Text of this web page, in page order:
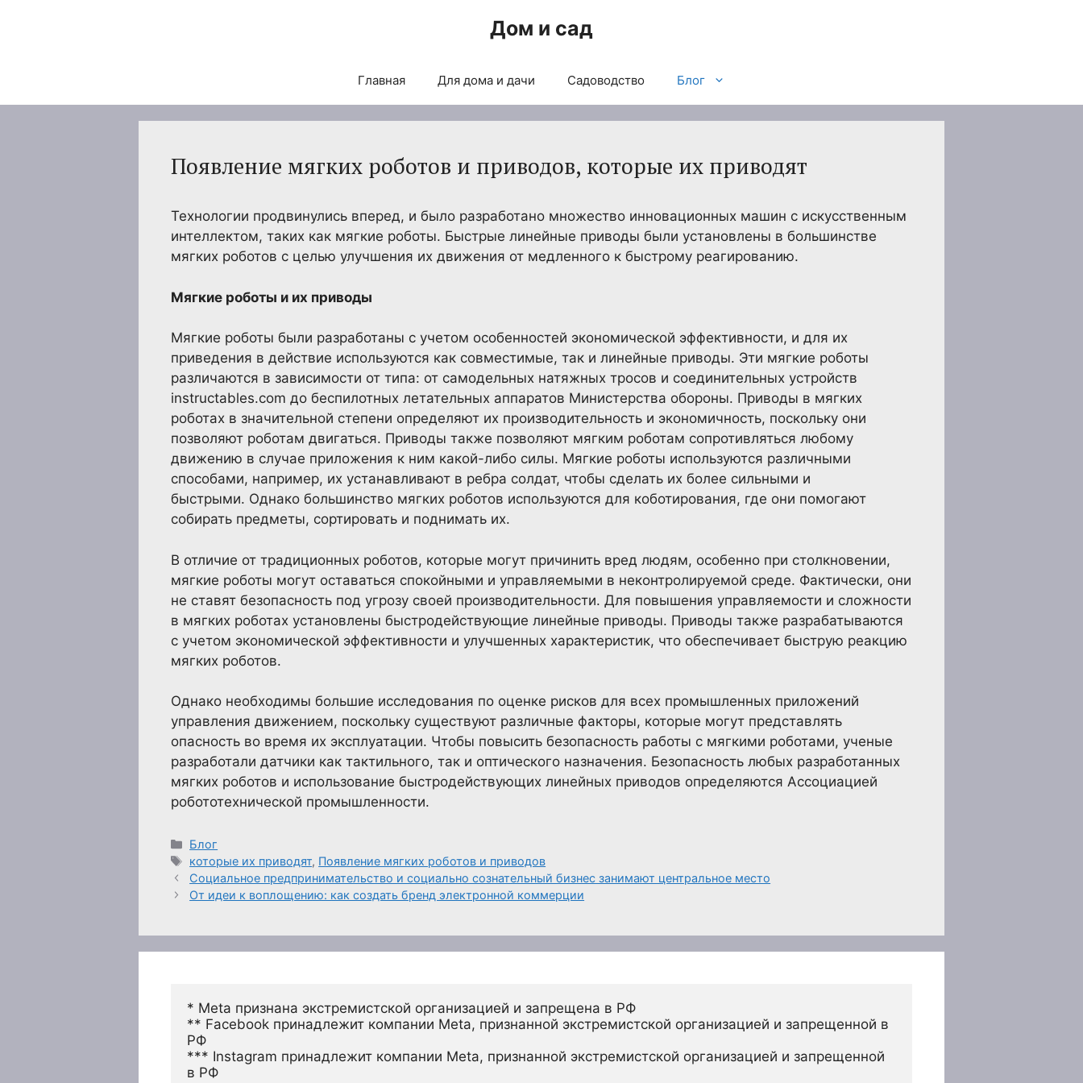
Дом и сад
Главная Для дома и дачи Садоводство Блог
Появление мягких роботов и приводов, которые их приводят
Технологии продвинулись вперед, и было разработано множество инновационных машин с искусственным
интеллектом, таких как мягкие роботы. Быстрые линейные приводы были установлены в большинстве
мягких роботов с целью улучшения их движения от медленного к быстрому реагированию.
Мягкие роботы и их приводы
Мягкие роботы были разработаны с учетом особенностей экономической эффективности, и для их
приведения в действие используются как совместимые, так и линейные приводы. Эти мягкие роботы
различаются в зависимости от типа: от самодельных натяжных тросов и соединительных устройств
instructables.com до беспилотных летательных аппаратов Министерства обороны. Приводы в мягких
роботах в значительной степени определяют их производительность и экономичность, поскольку они
позволяют роботам двигаться. Приводы также позволяют мягким роботам сопротивляться любому
движению в случае приложения к ним какой-либо силы. Мягкие роботы используются различными
способами, например, их устанавливают в ребра солдат, чтобы сделать их более сильными и
быстрыми. Однако большинство мягких роботов используются для коботирования, где они помогают
собирать предметы, сортировать и поднимать их.
В отличие от традиционных роботов, которые могут причинить вред людям, особенно при столкновении,
мягкие роботы могут оставаться спокойными и управляемыми в неконтролируемой среде. Фактически, они
не ставят безопасность под угрозу своей производительности. Для повышения управляемости и сложности
в мягких роботах установлены быстродействующие линейные приводы. Приводы также разрабатываются
с учетом экономической эффективности и улучшенных характеристик, что обеспечивает быструю реакцию
мягких роботов.
Однако необходимы большие исследования по оценке рисков для всех промышленных приложений
управления движением, поскольку существуют различные факторы, которые могут представлять
опасность во время их эксплуатации. Чтобы повысить безопасность работы с мягкими роботами, ученые
разработали датчики как тактильного, так и оптического назначения. Безопасность любых разработанных
мягких роботов и использование быстродействующих линейных приводов определяются Ассоциацией
робототехнической промышленности.
Рубрики
Блог
Метки
которые их приводят, Появление мягких роботов и приводов
Социальное предпринимательство и социально сознательный бизнес занимают центральное место
От идеи к воплощению: как создать бренд электронной коммерции
* Meta признана экстремистской организацией и запрещена в РФ
** Facebook принадлежит компании Meta, признанной экстремистской организацией и запрещенной в
РФ
*** Instagram принадлежит компании Meta, признанной экстремистской организацией и запрещенной
в РФ